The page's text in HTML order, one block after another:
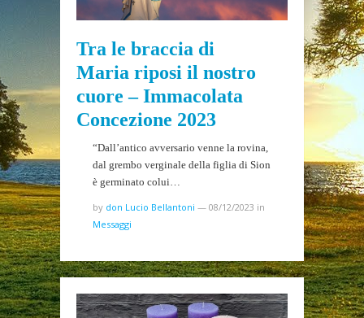
Tra le braccia di
Maria riposi il nostro
cuore – Immacolata
Concezione 2023
“Dall’antico avversario venne la rovina,
dal grembo verginale della figlia di Sion
è germinato colui…
by don Lucio Bellantoni — 08/12/2023 in
Messaggi